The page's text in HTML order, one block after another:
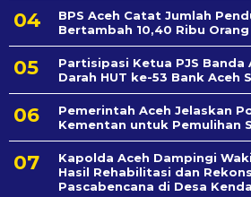
BPS Aceh Catat Jumlah
Bertambah 10,40 Ribu
Partisipasi Ketua PJS Banda
Darah HUT ke-53 Bank Aceh
Pemerintah Aceh Jelaskan
Kementan untuk Pemulihan
Kapolda Aceh Dampingi
Hasil Rehabilitasi dan
Pascabencana di Desa